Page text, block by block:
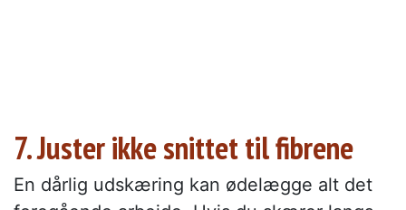
7. Juster ikke snittet til fibrene
En dårlig udskæring kan ødelægge alt det